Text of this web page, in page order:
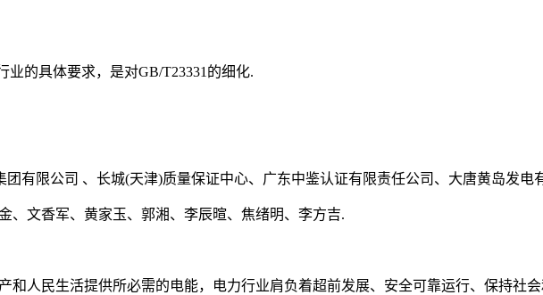
业的具体要求，是对GB/T23331的细化.
有限公司 、长城(天津)质量保证中心、广东中鉴认证有限责任公司、大唐黄岛发电
、文香军、黄家玉、郭湘、李辰暄、焦绪明、李方吉.
和人民生活提供所必需的电能，电力行业肩负着超前发展、安全可靠运行、保持社